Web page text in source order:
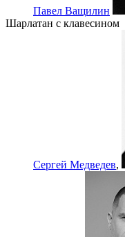
Павел Ващилин
Шарлатан с клавесином
Сергей Медведев,